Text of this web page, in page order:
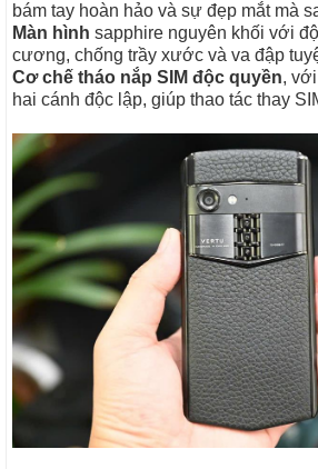
bám tay hoàn hảo và sự đẹp mắt mà
Màn hình sapphire nguyên khối với
cương, chống trầy xước và va đập
Cơ chế tháo nắp SIM độc quyền,
hai cánh độc lập, giúp thao tác thay